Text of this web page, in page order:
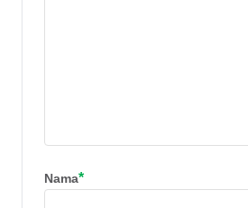
Nama*